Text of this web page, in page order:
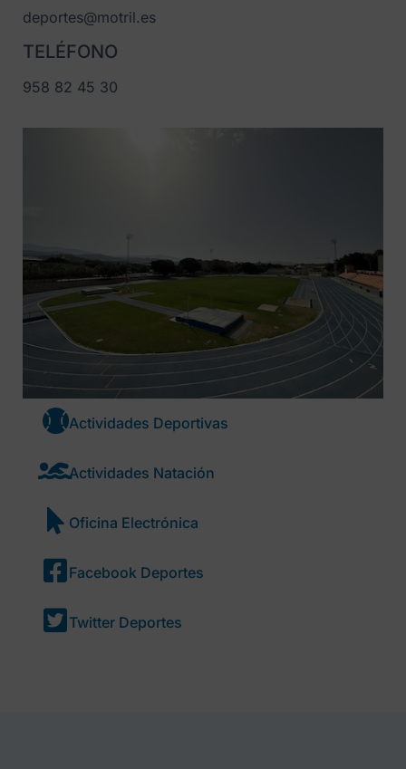
deportes@motril.es
TELÉFONO
958 82 45 30
Actividades Deportivas
Actividades Natación
Oficina Electrónica
Facebook Deportes
Twitter Deportes